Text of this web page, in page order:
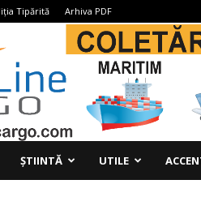
Tipărită Arhiva PDF
ȘTIINTĂ UTILE